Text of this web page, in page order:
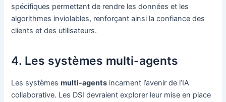
spécifiques permettant de rendre les données et les
algorithmes inviolables, renforçant ainsi la confiance des
clients et des utilisateurs.
4. Les systèmes multi-agents
Les systèmesmulti-agents incarnent l’avenir de l’IA
collaborative. Les DSI devraient explorer leur mise en place